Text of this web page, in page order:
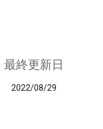
最終更新日
2022/08/29